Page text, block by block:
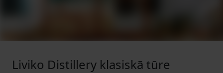
Liviko Distillery klasiskā tūre